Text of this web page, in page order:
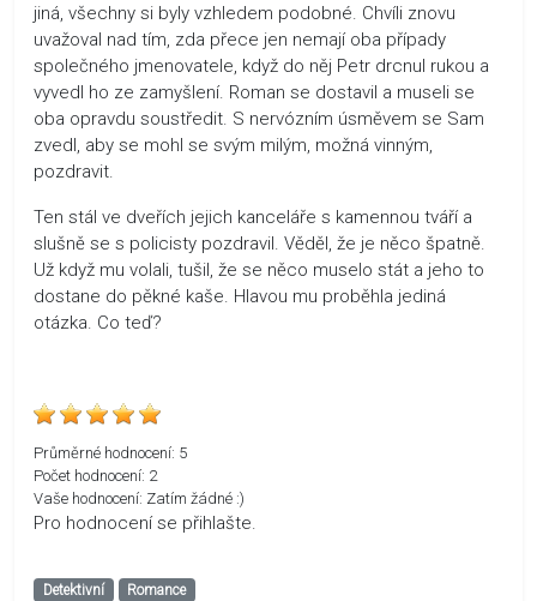
jiná, všechny si byly vzhledem podobné. Chvíli znovu
uvažoval nad tím, zda přece jen nemají oba případy
společného jmenovatele, když do něj Petr drcnul rukou a
vyvedl ho ze zamyšlení. Roman se dostavil a museli se
oba opravdu soustředit. S nervózním úsměvem se Sam
zvedl, aby se mohl se svým milým, možná vinným,
pozdravit.
Ten stál ve dveřích jejich kanceláře s kamennou tváří a
slušně se s policisty pozdravil. Věděl, že je něco špatně.
Už když mu volali, tušil, že se něco muselo stát a jeho to
dostane do pěkné kaše. Hlavou mu proběhla jediná
otázka. Co teď?
Průměrné hodnocení: 5
Počet hodnocení: 2
Vaše hodnocení: Zatím žádné :)
Pro hodnocení se přihlašte.
Detektivní Romance